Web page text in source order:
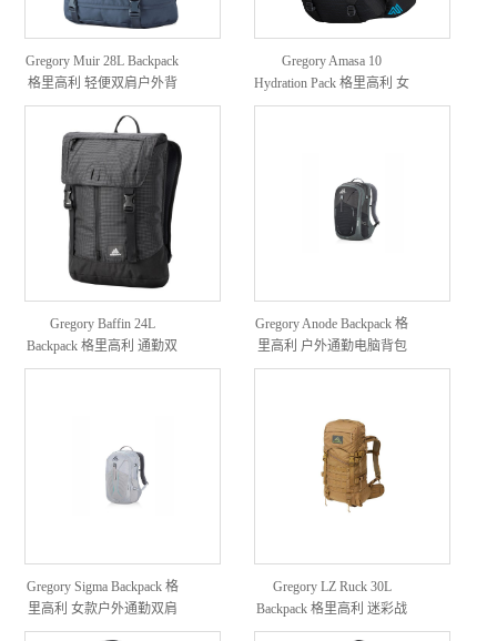
Gregory Muir 28L Backpack
格里高利 轻便双肩户外背
包
Gregory Amasa 10
Hydration Pack 格里高利 女
款户外双肩骑行背包
Gregory Baffin 24L
Backpack 格里高利 通勤双
肩背包
Gregory Anode Backpack 格
里高利 户外通勤电脑背包
Gregory Sigma Backpack 格
里高利 女款户外通勤双肩
包
Gregory LZ Ruck 30L
Backpack 格里高利 迷彩战
术双肩户外运动背包